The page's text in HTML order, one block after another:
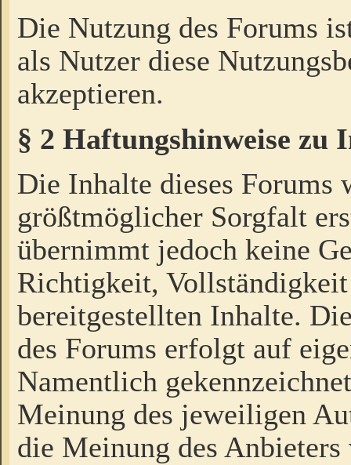
Die Nutzung des Forums
als Nutzer diese
akzeptieren.
§ 2 Haftungshinweise zu
Die Inhalte dieses Forums
größtmöglicher Sorgfalt
übernimmt jedoch keine
Richtigkeit,
bereitgestellten Inhalte.
des Forums erfolgt auf
Namentlich
Meinung des jeweiligen
die Meinung des Anbieters